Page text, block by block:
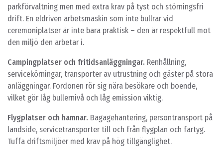
parkförvaltning men med extra krav på tyst och störningsfri
drift. En eldriven arbetsmaskin som inte bullrar vid
ceremoniplatser är inte bara praktisk – den är respektfull mot
den miljö den arbetar i.
Campingplatser och fritidsanläggningar. Renhållning,
servicekörningar, transporter av utrustning och gäster på stora
anläggningar. Fordonen rör sig nära besökare och boende,
vilket gör låg bullernivå och låg emission viktig.
Flygplatser och hamnar. Bagagehantering, persontransport på
landside, servicetransporter till och från flygplan och fartyg.
Tuffa driftsmiljöer med krav på hög tillgänglighet.